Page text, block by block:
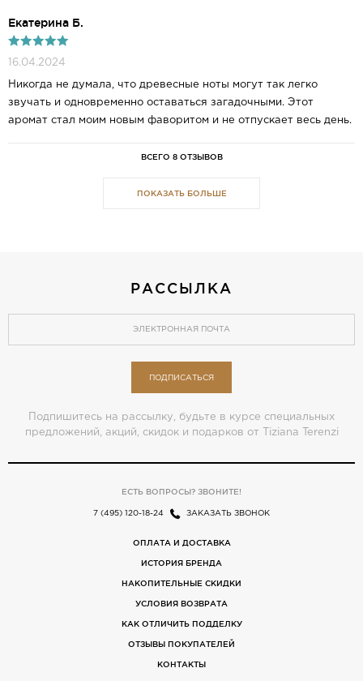
Екатерина Б.
16.04.2024
Никогда не думала, что древесные ноты могут так легко
звучать и одновременно оставаться загадочными. Этот
аромат стал моим новым фаворитом и не отпускает весь день.
ВСЕГО 8 ОТЗЫВОВ
ПОКАЗАТЬ БОЛЬШЕ
РАССЫЛКА
ПОДПИСАТЬСЯ
Подпишитесь на рассылку, будьте в курсе специальных
предложений, акций, скидок и подарков от Tiziana Terenzi
ЕСТЬ ВОПРОСЫ? ЗВОНИТЕ!
7 (495) 120-18-24 ЗАКАЗАТЬ ЗВОНОК
ОПЛАТА И ДОСТАВКА
ИСТОРИЯ БРЕНДА
НАКОПИТЕЛЬНЫЕ СКИДКИ
УСЛОВИЯ ВОЗВРАТА
КАК ОТЛИЧИТЬ ПОДДЕЛКУ
ОТЗЫВЫ ПОКУПАТЕЛЕЙ
КОНТАКТЫ